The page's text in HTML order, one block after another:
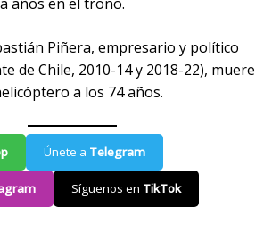
Piñera, empresario y político
de Chile, 2010-14 y 2018-22), muere
a los 74 años.
Únete a Telegram
Síguenos en TikTok